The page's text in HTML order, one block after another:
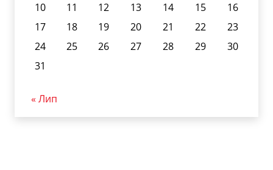
10
11 12 13 14 15
16
17
18 19 20 21 22
23
24
25 26 27 28 29
30
31
« Лип